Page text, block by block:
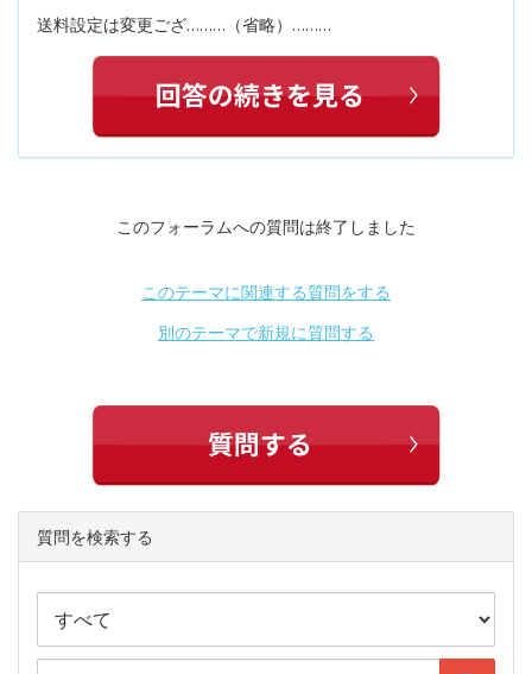
送料設定は変更ござ………（省略）………
このフォーラムへの質問は終了しました
このテーマに関連する質問をする
別のテーマで新規に質問する
質問を検索する